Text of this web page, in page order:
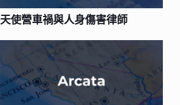
天使營車禍與人身傷害律師